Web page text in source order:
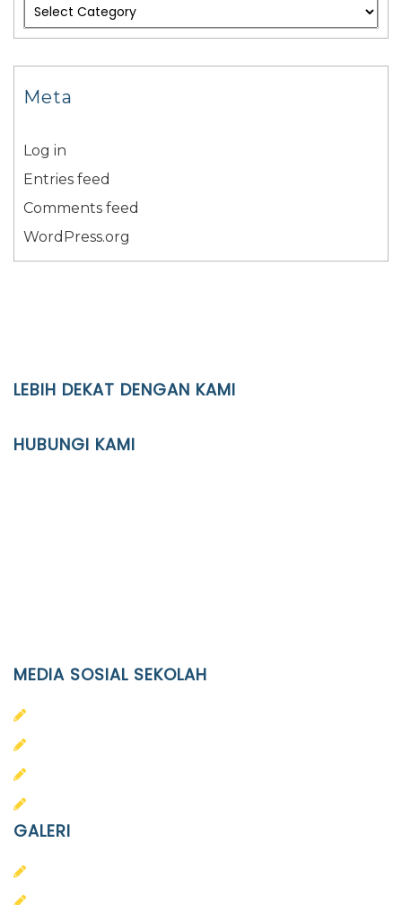
Meta
Log in
Entries feed
Comments feed
WordPress.org
LEBIH DEKAT DENGAN KAMI
HUBUNGI KAMI
MEDIA SOSIAL SEKOLAH
GALERI